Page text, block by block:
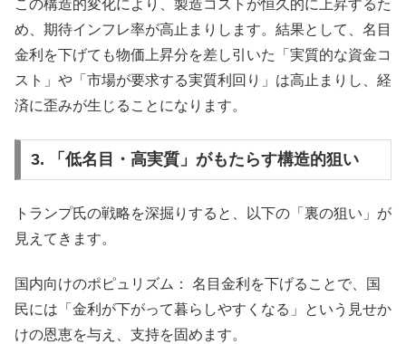
この構造的変化により、製造コストが恒久的に上昇するた
め、期待インフレ率が高止まりします。結果として、名目
金利を下げても物価上昇分を差し引いた「実質的な資金コ
スト」や「市場が要求する実質利回り」は高止まりし、経
済に歪みが生じることになります。
3. 「低名目・高実質」がもたらす構造的狙い
トランプ氏の戦略を深掘りすると、以下の「裏の狙い」が
見えてきます。
国内向けのポピュリズム： 名目金利を下げることで、国
民には「金利が下がって暮らしやすくなる」という見せか
けの恩恵を与え、支持を固めます。